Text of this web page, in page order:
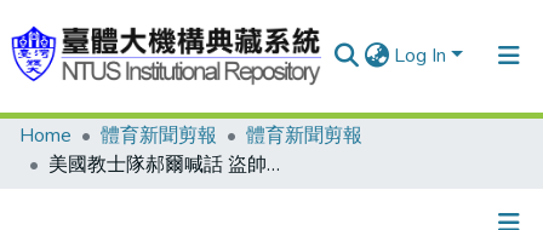
Log In
Communities & Collections
Home 體育新聞剪報
體育新聞剪報
美國教士隊郝爾喊話 盜帥林易增接招 身高175公分體重82公斤 今年小聯盟的MVP 決好好秀一下讓大家看看什麼叫盜壘/兄弟要添打擊教練 山根俊英休假返日求才